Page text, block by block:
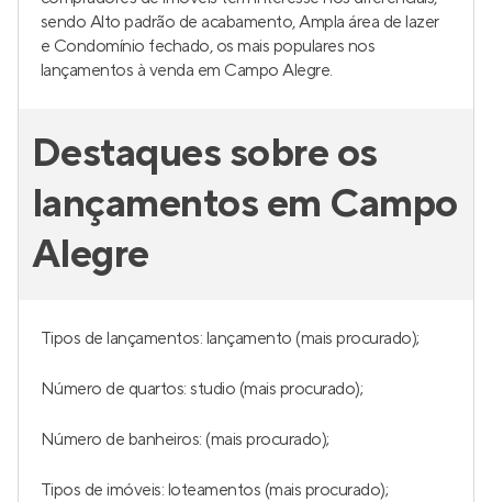
sendo Alto padrão de acabamento, Ampla área de lazer
e Condomínio fechado, os mais populares nos
lançamentos à venda em Campo Alegre.
Destaques sobre os
lançamentos em Campo
Alegre
Tipos de lançamentos: lançamento (mais procurado);
Número de quartos: studio (mais procurado);
Número de banheiros: (mais procurado);
Tipos de imóveis: loteamentos (mais procurado);